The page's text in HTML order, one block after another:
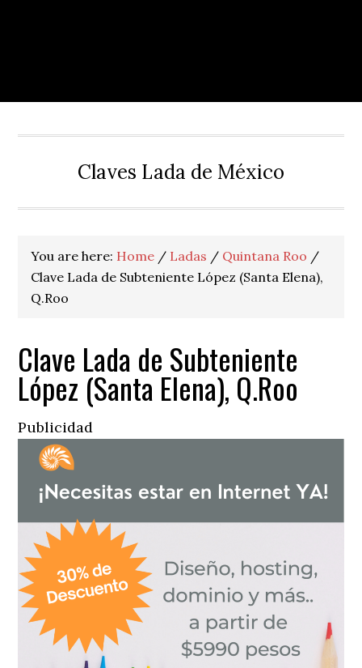
Claves Lada de México
You are here: Home / Ladas / Quintana Roo /
Clave Lada de Subteniente López (Santa Elena),
Q.Roo
Clave Lada de Subteniente
López (Santa Elena), Q.Roo
Publicidad